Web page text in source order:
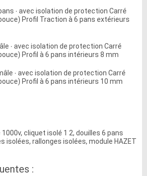
∙ avec isolation de protection Carré
Profil Traction à 6 pans extérieurs
∙ avec isolation de protection Carré
Profil à 6 pans intérieurs 8 mm
∙ avec isolation de protection Carré
Profil à 6 pans intérieurs 10 mm
cliquet isolé 1 2, douilles 6 pans
isolées, rallonges isolées, module HAZET
: